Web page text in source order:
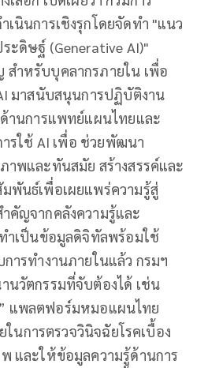
นินการเชิงรุกโดยจัดทำ "แนว
ดิษฐ์ (Generative AI)"
สำหรับบุคลากรภายใน เพื่อ
มาสนับสนุนการปฏิบัติงาน
านการแพทย์แผนไทยและ
รใช้ AI เพื่อ ช่วยพัฒนา
พและทันสมัย สร้างสรรค์และ
พันธ์เพื่อเผยแพร่ความรู้สู่
คัญจากคลังความรู้และ
ำเป็นข้อมูลดิจิทัลพร้อมใช้
ารทำงานภายในแล้ว กรมฯ
วัตกรรมที่จับต้องได้ เช่น
แพลตฟอร์มหมอแผนไทย
ในการตรวจวินิจฉัยโรคเบื้อง
และให้ข้อมูลความรู้ด้านการ